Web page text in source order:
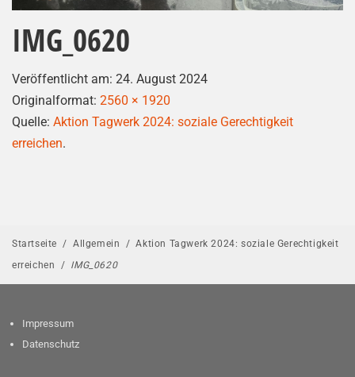
IMG_0620
Veröffentlicht am: 24. August 2024
Originalformat: 2560 × 1920
Quelle: Aktion Tagwerk 2024: soziale Gerechtigkeit
erreichen.
Startseite / Allgemein /Aktion Tagwerk 2024: soziale Gerechtigkeit
erreichen
/ IMG_0620
Impressum
Datenschutz